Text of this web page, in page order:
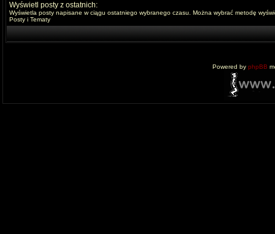
Wyświetl posty z ostatnich:
Wyświetla posty napisane w ciągu ostatniego wybranego czasu. Można wybrać metodę
Posty i Tematy
Powered by phpBB